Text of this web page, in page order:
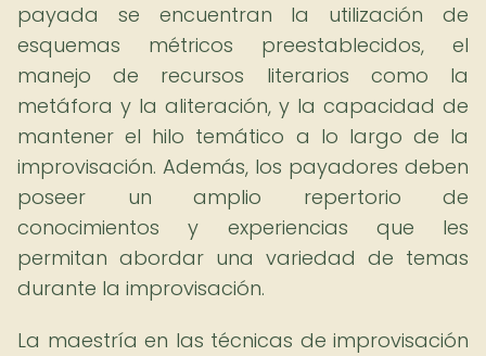
payada se encuentran la utilización de
esquemas métricos preestablecidos, el
manejo de recursos literarios como la
metáfora y la aliteración, y la capacidad de
mantener el hilo temático a lo largo de la
improvisación. Además, los payadores deben
poseer un amplio repertorio de
conocimientos y experiencias que les
permitan abordar una variedad de temas
durante la improvisación.
La maestría en las técnicas de improvisación